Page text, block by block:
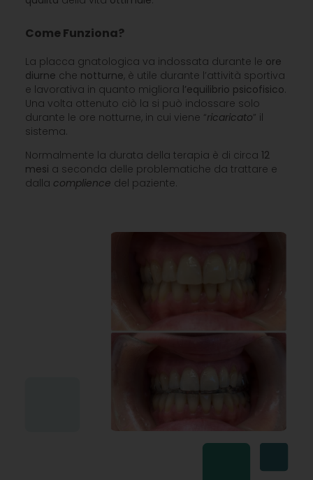
Come Funziona?
La placca gnatologica va indossata durante le ore
diurne che notturne, è utile durante l’attività sportiva
e lavorativa in quanto migliora l’equilibrio psicofisico.
Una volta ottenuto ciò la si può indossare solo
durante le ore notturne, in cui viene “ricaricato” il
sistema.
Normalmente la durata della terapia è di circa 12
mesi a seconda delle problematiche da trattare e
dalla complience del paziente.